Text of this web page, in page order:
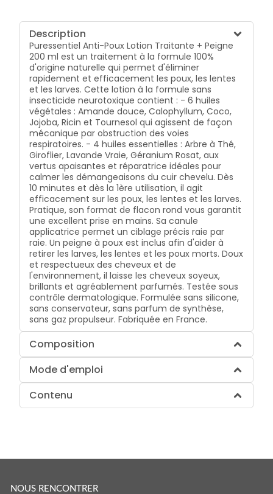
Description
Puressentiel Anti-Poux Lotion Traitante + Peigne
200 ml est un traitement à la formule 100%
d'origine naturelle qui permet d'éliminer
rapidement et efficacement les poux, les lentes
et les larves. Cette lotion à la formule sans
insecticide neurotoxique contient : - 6 huiles
végétales : Amande douce, Calophyllum, Coco,
Jojoba, Ricin et Tournesol qui agissent de façon
mécanique par obstruction des voies
respiratoires. - 4 huiles essentielles : Arbre à Thé,
Giroflier, Lavande Vraie, Géranium Rosat, aux
vertus apaisantes et réparatrice idéales pour
calmer les démangeaisons du cuir chevelu. Dès
10 minutes et dès la 1ère utilisation, il agit
efficacement sur les poux, les lentes et les larves.
Pratique, son format de flacon rond vous garantit
une excellent prise en mains. Sa canule
applicatrice permet un ciblage précis raie par
raie. Un peigne à poux est inclus afin d'aider à
retirer les larves, les lentes et les poux morts. Doux
et respectueux des cheveux et de
l'environnement, il laisse les cheveux soyeux,
brillants et agréablement parfumés. Testée sous
contrôle dermatologique. Formulée sans silicone,
sans conservateur, sans parfum de synthèse,
sans gaz propulseur. Fabriquée en France.
Composition
Mode d'emploi
Contenu
NOUS RENCONTRER